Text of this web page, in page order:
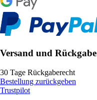
Versand und Rückgabe
30 Tage Rückgaberecht
Bestellung zurückgeben
Trustpilot